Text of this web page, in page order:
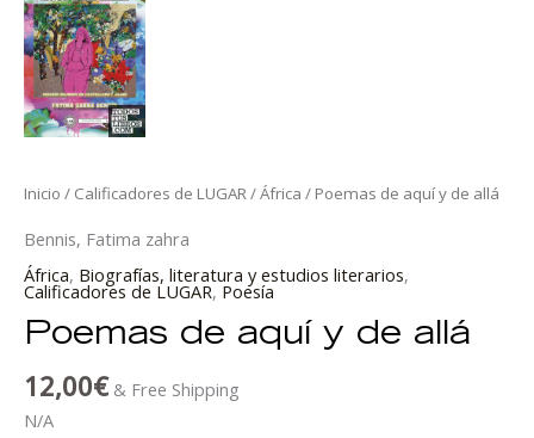
Inicio / Calificadores de LUGAR/África / Poemas de aquí y de allá
Bennis, Fatima zahra
África, Biografías, literatura y estudios literarios,
Calificadores de LUGAR, Poesía
Poemas de aquí y de allá
12,00€ & Free Shipping
N/A